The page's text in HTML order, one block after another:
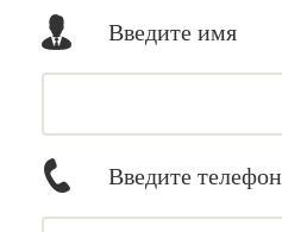
Введите имя
Введите телефон